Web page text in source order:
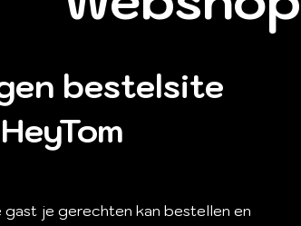
bestelsite
je gerechten kan bestellen en